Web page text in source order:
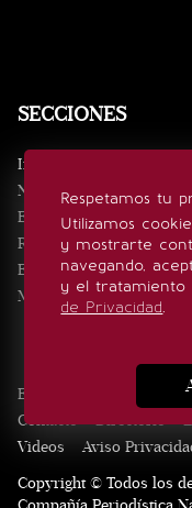
Respetamos tu
Utilizamos
y mostrarte
navegando,
y el tratamiento
de Privacidad.
SECCIONES
Inicio
Noticias
Eventos
Realeza
Estilo de vida
Minuto x Minuto
Edición Impresa
Contacto
Directorio
Videos
Aviso
Copyright © Todos los